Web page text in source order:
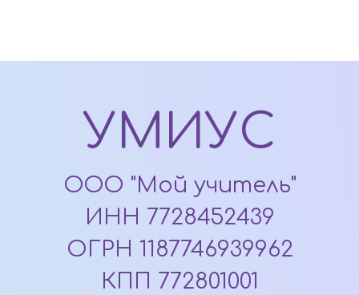
УМИУС
ООО "Мой учитель"
ИНН 7728452439
ОГРН 1187746939962
КПП 772801001